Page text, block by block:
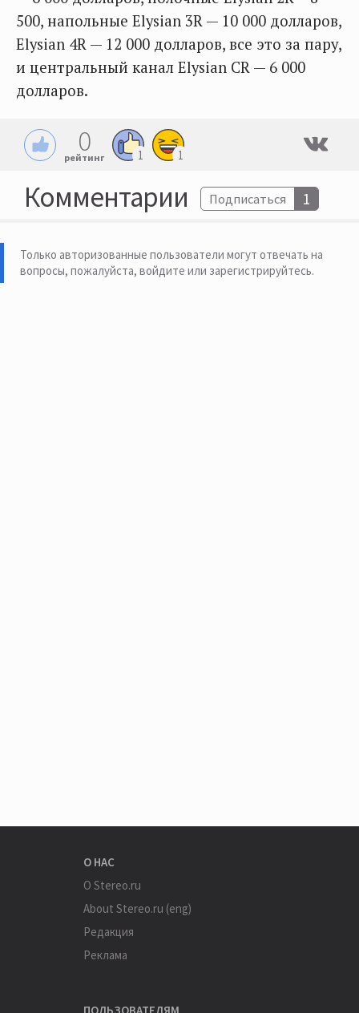
500, напольные Elysian 3R — 10 000 долларов,
Elysian 4R — 12 000 долларов, все это за пару,
и центральный канал Elysian CR — 6 000
долларов.
0
рейтинг 1 1
Комментарии Подписаться 1
Только авторизованные пользователи могут отвечать на
вопросы, пожалуйста, войдите или зарегистрируйтесь.
О НАС
О Stereo.ru
About Stereo.ru (eng)
Редакция
Реклама